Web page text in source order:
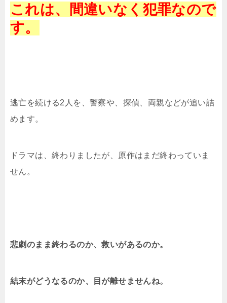
これは、間違いなく犯罪なので
す。
逃亡を続ける2人を、警察や、探偵、両親などが追い詰
めます。
ドラマは、終わりましたが、原作はまだ終わっていま
せん。
悲劇のまま終わるのか、救いがあるのか。
結末がどうなるのか、目が離せませんね。